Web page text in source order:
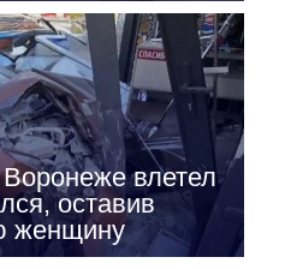
влетел
оставив
женщину